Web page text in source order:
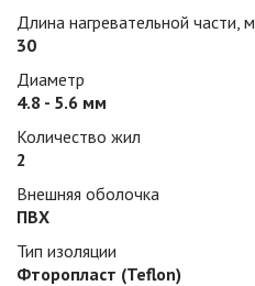
Длина нагревательной части, м
30
Диаметр
4.8 - 5.6 мм
Количество жил
2
Внешняя оболочка
ПВХ
Тип изоляции
Фторопласт (Teflon)